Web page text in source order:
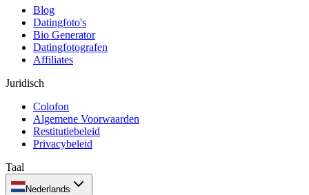
Blog
Datingfoto's
Bio Generator
Datingfotografen
Affiliates
Juridisch
Colofon
Algemene Voorwaarden
Restitutiebeleid
Privacybeleid
Taal
Nederlands